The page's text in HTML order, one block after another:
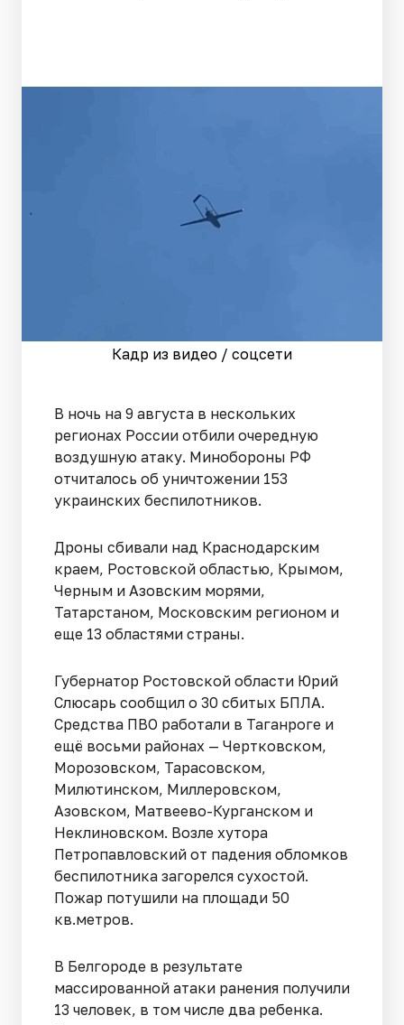
Кадр из видео / соцсети
В ночь на 9 августа в нескольких
регионах России отбили очередную
воздушную атаку. Минобороны РФ
отчиталось об уничтожении 153
украинских беспилотников.
Дроны сбивали над Краснодарским
краем, Ростовской областью, Крымом,
Черным и Азовским морями,
Татарстаном, Московским регионом и
еще 13 областями страны.
Губернатор Ростовской области Юрий
Слюсарь сообщил о 30 сбитых БПЛА.
Средства ПВО работали в Таганроге и
ещё восьми районах — Чертковском,
Морозовском, Тарасовском,
Милютинском, Миллеровском,
Азовском, Матвеево-Курганском и
Неклиновском. Возле хутора
Петропавловский от падения обломков
беспилотника загорелся сухостой.
Пожар потушили на площади 50
кв.метров.
В Белгороде в результате
массированной атаки ранения получили
13 человек, в том числе два ребенка.